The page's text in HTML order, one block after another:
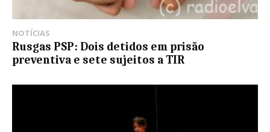
NOTÍCIAS
Rusgas PSP: Dois detidos em prisão
preventiva e sete sujeitos a TIR